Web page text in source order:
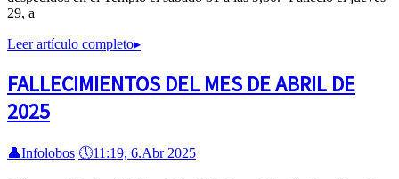
29, a
Leer artículo completo▸
FALLECIMIENTOS DEL MES DE ABRIL DE
2025
👤Infolobos 🕔11:19, 6.Abr 2025